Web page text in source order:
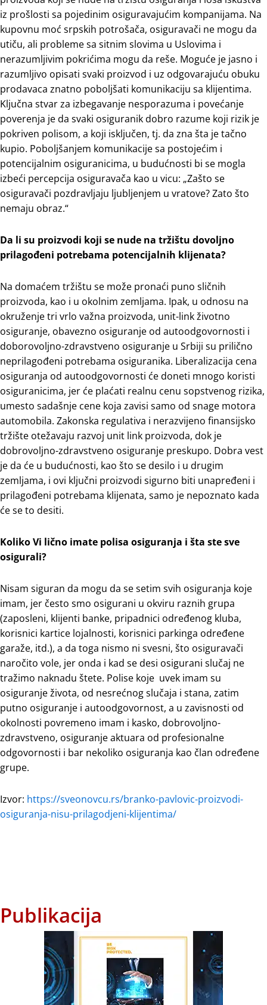
iz prošlosti sa pojedinim osiguravajućim kompanijama. Na
kupovnu moć srpskih potrošača, osiguravači ne mogu da
utiču, ali probleme sa sitnim slovima u Uslovima i
nerazumljivim pokrićima mogu da reše. Moguće je jasno i
razumljivo opisati svaki proizvod i uz odgovarajuću obuku
prodavaca znatno poboljšati komunikaciju sa klijentima.
Ključna stvar za izbegavanje nesporazuma i povećanje
poverenja je da svaki osiguranik dobro razume koji rizik je
pokriven polisom, a koji isključen, tj. da zna šta je tačno
kupio. Poboljšanjem komunikacije sa postojećim i
potencijalnim osiguranicima, u budućnosti bi se mogla
izbeći percepcija osiguravača kao u vicu: „Zašto se
osiguravači pozdravljaju ljubljenjem u vratove? Zato što
nemaju obraz.“
Da li su proizvodi koji se nude na tržištu dovoljno
prilagođeni potrebama potencijalnih klijenata?
Na domaćem tržištu se može pronaći puno sličnih
proizvoda, kao i u okolnim zemljama. Ipak, u odnosu na
okruženje tri vrlo važna proizvoda, unit-link životno
osiguranje, obavezno osiguranje od autoodgovornosti i
doborovoljno-zdravstveno osiguranje u Srbiji su prilično
neprilagođeni potrebama osiguranika. Liberalizacija cena
osiguranja od autoodgovornosti će doneti mnogo koristi
osiguranicima, jer će plaćati realnu cenu sopstvenog rizika,
umesto sadašnje cene koja zavisi samo od snage motora
automobila. Zakonska regulativa i nerazvijeno finansijsko
tržište otežavaju razvoj unit link proizvoda, dok je
dobrovoljno-zdravstveno osiguranje preskupo. Dobra vest
je da će u budućnosti, kao što se desilo i u drugim
zemljama, i ovi ključni proizvodi sigurno biti unapređeni i
prilagođeni potrebama klijenata, samo je nepoznato kada
će se to desiti.
Koliko Vi lično imate polisa osiguranja i šta ste sve
osigurali?
Nisam siguran da mogu da se setim svih osiguranja koje
imam, jer često smo osigurani u okviru raznih grupa
(zaposleni, klijenti banke, pripadnici određenog kluba,
korisnici kartice lojalnosti, korisnici parkinga određene
garaže, itd.), a da toga nismo ni svesni, što osiguravači
naročito vole, jer onda i kad se desi osigurani slučaj ne
tražimo naknadu štete. Polise koje uvek imam su
osiguranje života, od nesrećnog slučaja i stana, zatim
putno osiguranje i autoodgovornost, a u zavisnosti od
okolnosti povremeno imam i kasko, dobrovoljno-
zdravstveno, osiguranje aktuara od profesionalne
odgovornosti i bar nekoliko osiguranja kao član određene
grupe.
Izvor: https://sveonovcu.rs/branko-pavlovic-proizvodi-
osiguranja-nisu-prilagodjeni-klijentima/
Publikacija